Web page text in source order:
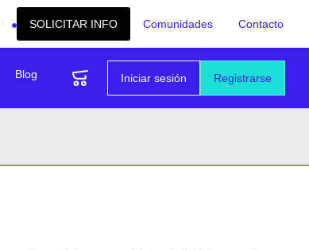
SOLICITAR INFO Comunidades Contacto
Registrarse
Iniciar sesión
Blog